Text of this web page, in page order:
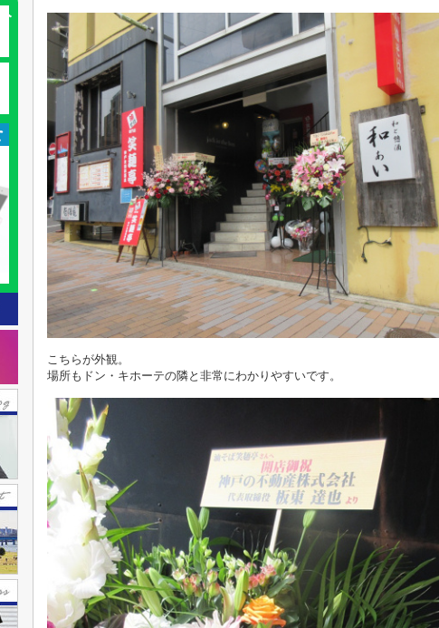
こちらが外観。
場所もドン・キホーテの隣と非常にわかりやすいです。